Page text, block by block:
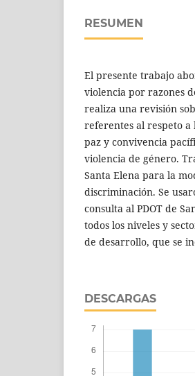
RESUMEN
El presente trabajo
violencia por razones
realiza una revisión
referentes al respeto a
paz y convivencia
violencia de género.
Santa Elena para la
discriminación. Se
consulta al PDOT de
todos los niveles y
de desarrollo, que se
DESCARGAS